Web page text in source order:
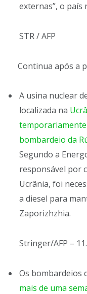
externas”, o país
STR / AFP
Continua após a
A usina nuclear
localizada na
bombardeio da
Segundo a
responsável por
Ucrânia, foi
a diesel para
Zaporizhzhia.
Stringer/AFP –
Os bombardeios
mais de uma